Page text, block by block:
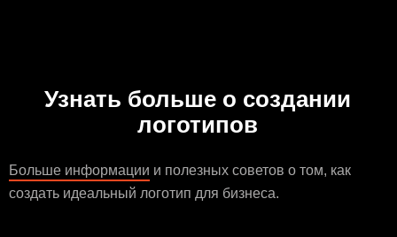
Узнать больше о создании
логотипов
Больше информации и полезных советов о том, как
создать идеальный логотип для бизнеса.